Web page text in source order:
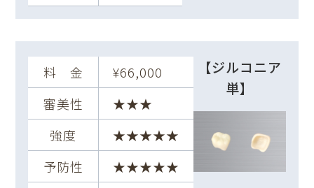
料 金
¥66,000
審美性
★★★
強度
★★★★★
予防性
★★★★★
【ジルコニア
単】